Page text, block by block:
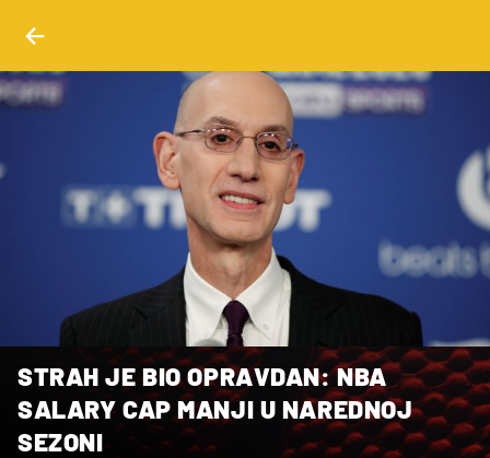
STRAH JE BIO OPRAVDAN: NBA
SALARY CAP MANJI U NAREDNOJ
SEZONI